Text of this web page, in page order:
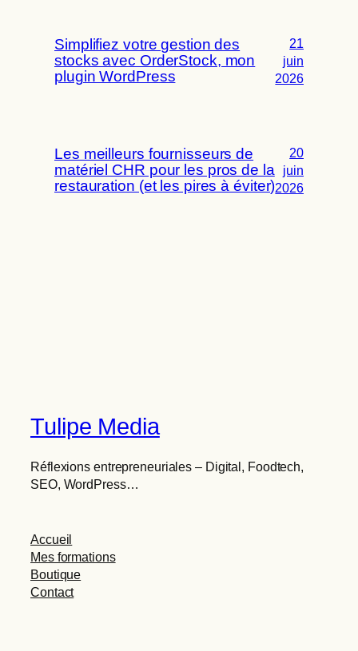
Simplifiez votre gestion des
stocks avec OrderStock, mon
plugin WordPress
21
juin
2026
Les meilleurs fournisseurs de
matériel CHR pour les pros de la
restauration (et les pires à éviter)
20
juin
2026
Tulipe Media
Réflexions entrepreneuriales – Digital, Foodtech,
SEO, WordPress…
Accueil
Mes formations
Boutique
Contact